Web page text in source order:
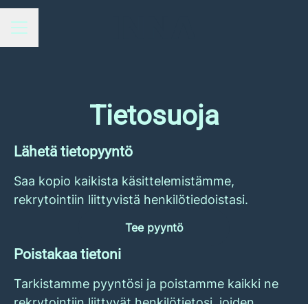
URAVALIKKO
Tietosuoja
Lähetä tietopyyntö
Saa kopio kaikista käsittelemistämme,
rekrytointiin liittyvistä henkilötiedoistasi.
Tee pyyntö
Poistakaa tietoni
Tarkistamme pyyntösi ja poistamme kaikki ne